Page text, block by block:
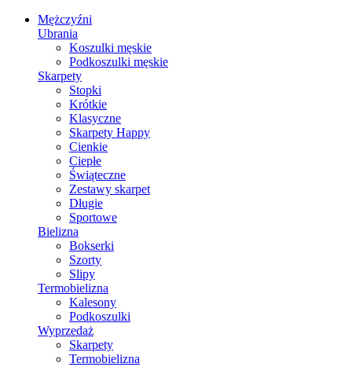
Mężczyźni
Ubrania
Koszulki męskie
Podkoszulki męskie
Skarpety
Stopki
Krótkie
Klasyczne
Skarpety Happy
Cienkie
Ciepłe
Świąteczne
Zestawy skarpet
Długie
Sportowe
Bielizna
Bokserki
Szorty
Slipy
Termobielizna
Kalesony
Podkoszulki
Wyprzedaż
Skarpety
Termobielizna